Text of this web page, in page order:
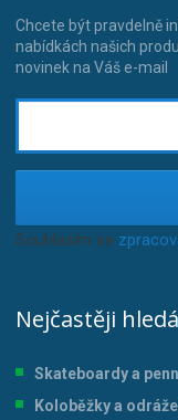
Chcete být pravdelně
nabídkách našich
novinek na Váš e-mail
Souhlasím se
Nejčastěji
Skateboardy a
Koloběžky a